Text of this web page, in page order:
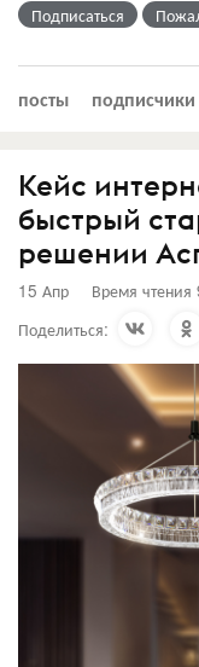
Подписаться
посты подписчики
Кейс
быстрый
решении
15 Апр Время
Поделиться: